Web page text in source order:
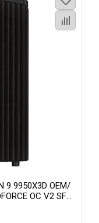
9 9950X3D OEM/
OC V2 SFF